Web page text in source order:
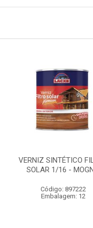
VERNIZ SINTÉTICO
SOLAR 1/16 -
Código: 897222
Embalagem: 12